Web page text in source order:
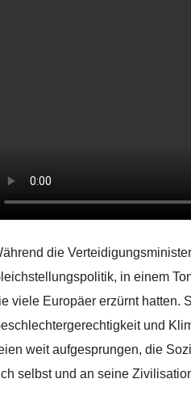
die
in einem
viele Europäer erzürnt hatten.
und
weit aufgesprungen, die
selbst und an seine